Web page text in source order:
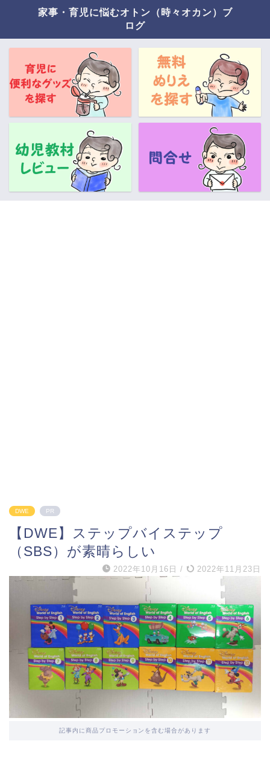
家事・育児に悩むオトン（時々オカン）ブ
ログ
DWE PR
【DWE】ステップバイステップ
（SBS）が素晴らしい
2022年10月16日 / 2022年11月23日
記事内に商品プロモーションを含む場合があります